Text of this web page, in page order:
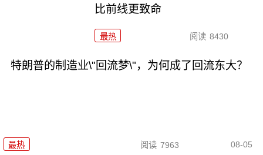
比前线更致命
最热 阅读 8430
特朗普的制造业\"回流梦\"，为何成了回流东大？
最热 阅读 7963 08-05